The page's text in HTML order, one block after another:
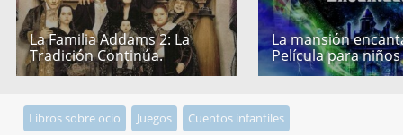
La Familia Addams 2: La
Tradición Continúa.
La mansión
Película para niños
Libros sobre ocio Juegos
Cuentos infantiles